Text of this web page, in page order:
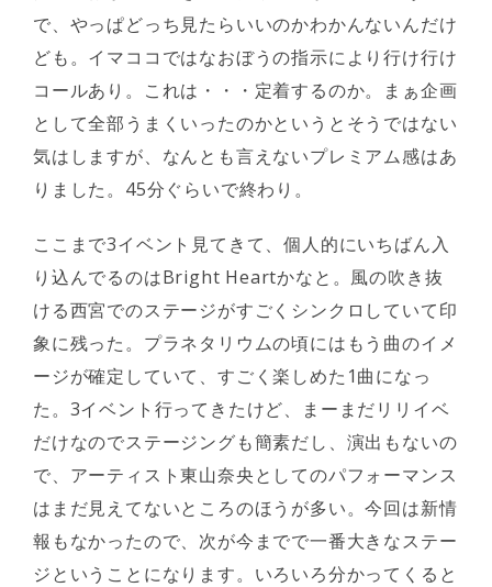
で、やっぱどっち見たらいいのかわかんないんだけ
ども。イマココではなおぼうの指示により行け行け
コールあり。これは・・・定着するのか。まぁ企画
として全部うまくいったのかというとそうではない
気はしますが、なんとも言えないプレミアム感はあ
りました。45分ぐらいで終わり。
ここまで3イベント見てきて、個人的にいちばん入
り込んでるのはBright Heartかなと。風の吹き抜
ける西宮でのステージがすごくシンクロしていて印
象に残った。プラネタリウムの頃にはもう曲のイメ
ージが確定していて、すごく楽しめた1曲になっ
た。3イベント行ってきたけど、まーまだリリイベ
だけなのでステージングも簡素だし、演出もないの
で、アーティスト東山奈央としてのパフォーマンス
はまだ見えてないところのほうが多い。今回は新情
報もなかったので、次が今までで一番大きなステー
ジということになります。いろいろ分かってくると